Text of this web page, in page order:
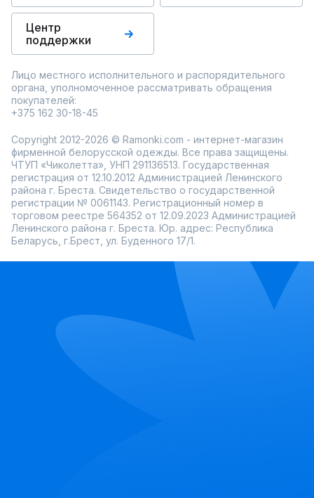
Центр
поддержки
Лицо местного исполнительного и распорядительного
органа, уполномоченное рассматривать обращения
покупателей:
+375 162 30-18-45
Copyright 2012-2026 © Ramonki.com - интернет-магазин
фирменной белорусской одежды. Все права защищены.
ЧТУП «Чиколетта», УНП 291136513. Государственная
регистрация от 12.10.2012 Администрацией Ленинского
района г. Бреста. Свидетельство о государственной
регистрации № 0061143. Регистрационный номер в
торговом реестре 564352 от 12.09.2023 Администрацией
Ленинского района г. Бреста. Юр. адрес: Республика
Беларусь, г.Брест, ул. Буденного 17/1.